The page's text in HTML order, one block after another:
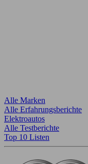
Alle Marken
Alle Erfahrungsberichte
Elektroautos
Alle Testberichte
Top 10 Listen